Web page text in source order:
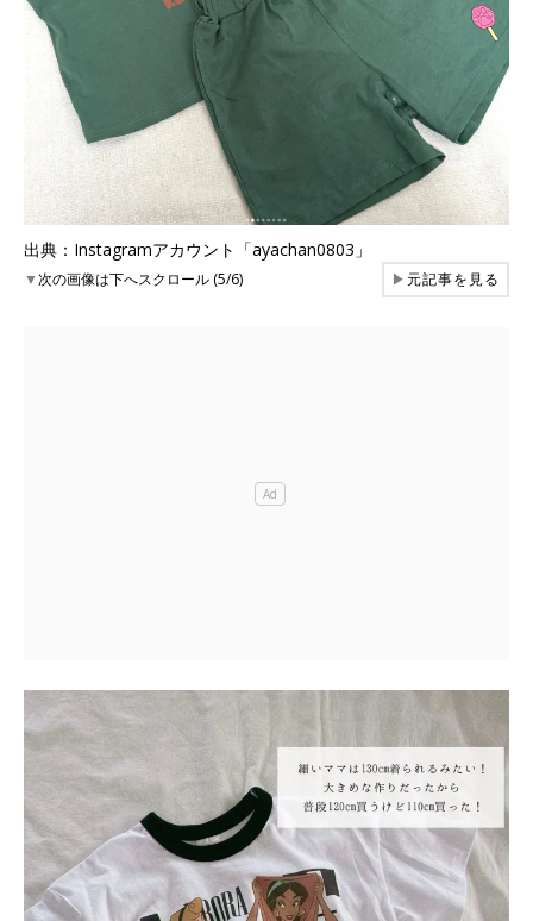
出典：Instagramアカウント「ayachan0803」
▼次の画像は下へスクロール (5/6) ▶元記事を見る